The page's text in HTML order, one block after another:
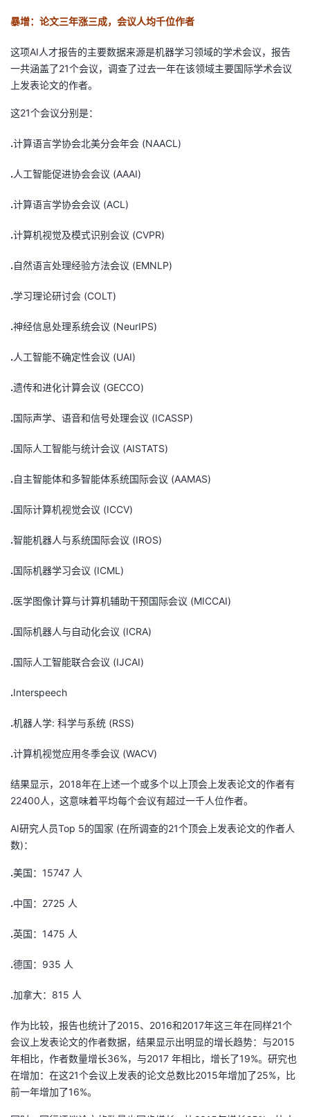
堂
我
的
我
藏
我
的
技
我
的
暴增：论文三年涨三成，会议人均千位作者
这项AI人才报告的主要数据来源是机器学习领域的学术会议，报告
一共涵盖了21个会议，调查了过去一年在该领域主要国际学术会议
上发表论文的作者。
这21个会议分别是：
.计算语言学协会北美分会年会 (NAACL)
.人工智能促进协会会议 (AAAI)
.计算语言学协会会议 (ACL)
.计算机视觉及模式识别会议 (CVPR)
.自然语言处理经验方法会议 (EMNLP)
.学习理论研讨会 (COLT)
.神经信息处理系统会议 (NeurIPS)
.人工智能不确定性会议 (UAI)
.遗传和进化计算会议 (GECCO)
.国际声学、语音和信号处理会议 (ICASSP)
.国际人工智能与统计会议 (AISTATS)
.自主智能体和多智能体系统国际会议 (AAMAS)
.国际计算机视觉会议 (ICCV)
.智能机器人与系统国际会议 (IROS)
.国际机器学习会议 (ICML)
.医学图像计算与计算机辅助干预国际会议 (MICCAI)
.国际机器人与自动化会议 (ICRA)
.国际人工智能联合会议 (IJCAI)
.Interspeech
.机器人学: 科学与系统 (RSS)
.计算机视觉应用冬季会议 (WACV)
结果显示，2018年在上述一个或多个以上顶会上发表论文的作者有
22400人，这意味着平均每个会议有超过一千人位作者。
AI研究人员Top 5的国家 (在所调查的21个顶会上发表论文的作者人
数)：
.美国：15747 人
.中国：2725 人
.英国：1475 人
.德国：935 人
.加拿大：815 人
作为比较，报告也统计了2015、2016和2017年这三年在同样21个
会议上发表论文的作者数据，结果显示出明显的增长趋势：与2015
年相比，作者数量增长36%，与2017 年相比，增长了19%。研究也
在增加：在这21个会议上发表的论文总数比2015年增加了25%，比
前一年增加了16%。